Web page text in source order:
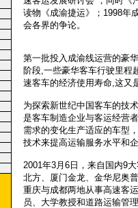
读物《成渝捷运》； 1998年
会各界的争论。
第一批投入成渝线运营的豪
阶段,一些豪华客车行驶里程
速客车的经济使用寿命,这又
为探索新世纪中国客车的技
是客车制造企业与客运经营
需求的变化生产适应的车型
技术来提高运输服务水平和
2001年3月 6日，来自国内9大
北方、厦门金龙、金华尼奥
重庆与成都两地从事高速客
员、大学教授和道路运输管